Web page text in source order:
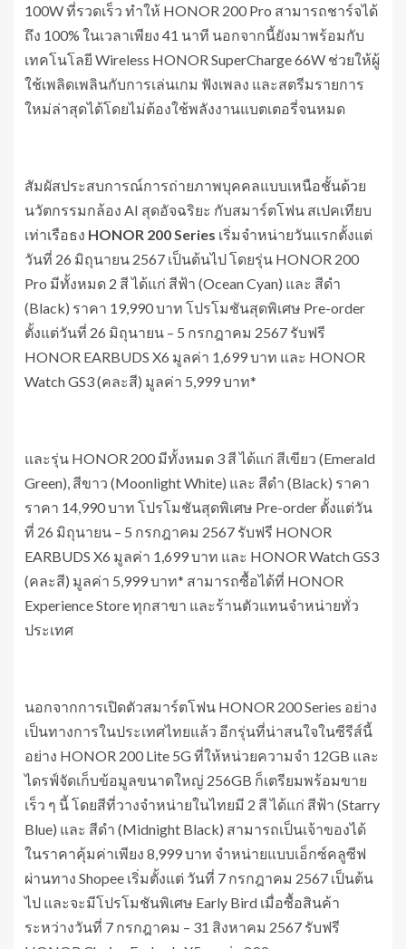
100W ที่รวดเร็ว ทำให้ HONOR 200 Pro สามารถชาร์จได้
ถึง 100% ในเวลาเพียง 41 นาที นอกจากนี้ยังมาพร้อมกับ
เทคโนโลยี Wireless HONOR SuperCharge 66W ช่วยให้ผู้
ใช้เพลิดเพลินกับการเล่นเกม ฟังเพลง และสตรีมรายการ
ใหม่ล่าสุดได้โดยไม่ต้องใช้พลังงานแบตเตอรี่จนหมด
สัมผัสประสบการณ์การถ่ายภาพบุคคลแบบเหนือชั้นด้วย
นวัตกรรมกล้อง AI สุดอัจฉริยะ กับสมาร์ตโฟน สเปคเทียบ
เท่าเรือธง HONOR 200 Series เริ่มจำหน่ายวันแรกตั้งแต่
วันที่ 26 มิถุนายน 2567 เป็นต้นไป โดยรุ่น HONOR 200
Pro มีทั้งหมด 2 สี ได้แก่ สีฟ้า (Ocean Cyan) และ สีดำ
(Black) ราคา 19,990 บาท โปรโมชันสุดพิเศษ Pre-order
ตั้งแต่วันที่ 26 มิถุนายน – 5 กรกฎาคม 2567 รับฟรี
HONOR EARBUDS X6 มูลค่า 1,699 บาท และ HONOR
Watch GS3 (คละสี) มูลค่า 5,999 บาท*
และรุ่น HONOR 200 มีทั้งหมด 3 สี ได้แก่ สีเขียว (Emerald
Green), สีขาว (Moonlight White) และ สีดำ (Black) ราคา
ราคา 14,990 บาท โปรโมชันสุดพิเศษ Pre-order ตั้งแต่วัน
ที่ 26 มิถุนายน – 5 กรกฎาคม 2567 รับฟรี HONOR
EARBUDS X6 มูลค่า 1,699 บาท และ HONOR Watch GS3
(คละสี) มูลค่า 5,999 บาท* สามารถซื้อได้ที่ HONOR
Experience Store ทุกสาขา และร้านตัวแทนจำหน่ายทั่ว
ประเทศ
นอกจากการเปิดตัวสมาร์ตโฟน HONOR 200 Series อย่าง
เป็นทางการในประเทศไทยแล้ว อีกรุ่นที่น่าสนใจในซีรีส์นี้
อย่าง HONOR 200 Lite 5G ที่ให้หน่วยความจำ 12GB และ
ไดรฟ์จัดเก็บข้อมูลขนาดใหญ่ 256GB ก็เตรียมพร้อมขาย
เร็ว ๆ นี้ โดยสีที่วางจำหน่ายในไทยมี 2 สี ได้แก่ สีฟ้า (Starry
Blue) และ สีดำ (Midnight Black) สามารถเป็นเจ้าของได้
ในราคาคุ้มค่าเพียง 8,999 บาท จำหน่ายแบบเอ็กซ์คลูซีฟ
ผ่านทาง Shopee เริ่มตั้งแต่ วันที่ 7 กรกฎาคม 2567 เป็นต้น
ไป และจะมีโปรโมชันพิเศษ Early Bird เมื่อซื้อสินค้า
ระหว่างวันที่ 7 กรกฎาคม – 31 สิงหาคม 2567 รับฟรี